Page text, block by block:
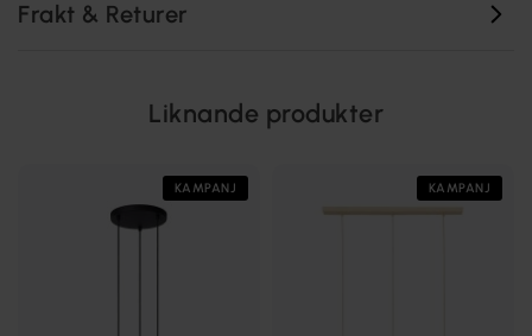
Frakt & Returer
Liknande produkter
KAMPANJ KAMPANJ